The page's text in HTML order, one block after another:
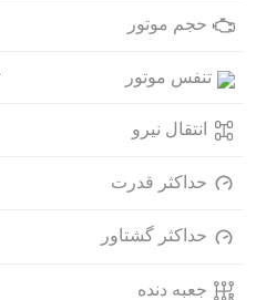
حجم موتور
تنفس موتور
انتقال نیرو
حداکثر قدرت
حداکثر گشتاور
جعبه دنده